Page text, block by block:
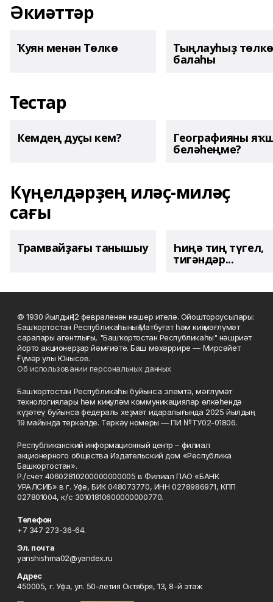
Әкиәттәр
Ҡуян менән Төлкө Тыңлауһыҙ төлкө
балаһы
Тестар
Кемдең дуҫы кем? Географияны
беләһеңме?
Күңелдәрҙең иләҫ-миләҫ
сағы
Трамвайҙағы танышыу Һиңә тиң түгел,
тигәндәр...
© 1930 йылдың 12 февраленән нәшер ителә. Ойоштороусылары:
Башҡортостан Республикаһының Матбуғат һәм киң мәғлүмәт
саралары агентлығы, "Башҡортостан Республикаһы" нәшриәт
йорто акционерҙар йәмғиәте. Баш мөхәррире — Мирсәйет
Ғүмәр улы Юнысов.
Об использовании персональных данных
Башҡортостан Республикаһы буйынса элемтә, мәғлүмәт
технологиялары һәм киңкүләм коммуникациялар өлкәһендә
күҙәтеү буйынса федераль хеҙмәт идаралығында 2025 йылдың
19 майында теркәлде. Теркәү номеры — ПИ №ТУ02-01806.
Республиканский информационный центр – филиал
акционерного общества Издательский дом «Республика
Башкортостан».
Р./счёт 40602810200000000005 в Филиал ПАО «БАНК
УРАЛСИБ» в г. Уфе, БИК 048073770, ИНН 0278986971, КПП
027801004, к/с 30101810600000000770.
Телефон
+7 347 273-36-64.
Эл. почта
yanshishma02@yandex.ru
Адрес
450005, г. Уфа, ул. 50-летия Октября, 13, 8-й этаж